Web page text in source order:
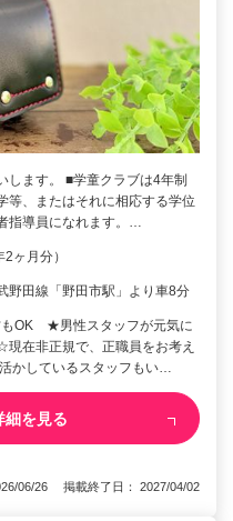
します。 ■学童クラブは4年制
等、またはそれに相応する学位
指導員になれます。…
ヶ月分）
野田線「野田市駅」より車8分
もOK ★男性スタッフが元気に
在非正規で、正職員をお考え
かしているスタッフもい…
細を見る
06/26 掲載終了日： 2027/04/02